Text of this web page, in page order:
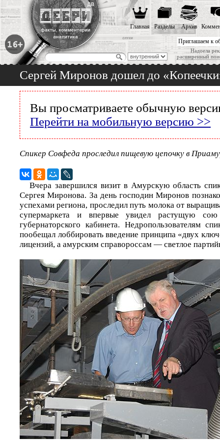
Приглашаем к
Надоела
расширенный
Главная Разделы Архив
Сергей Миронов дошел до
Вы просматриваете обычную
Перейти на мобильную версию >>
Спикер Совфеда проследил пищевую цепочку в
Вчера завершился визит в Амурскую область
Сергея Миронова. За день господин Миронов
успехами региона, проследил путь молока от
супермаркета и впервые увидел растущую
губернаторского кабинета. Недропользователям
пообещал лоббировать введение принципа «двух
лицензий, а амурским справороссам — светлое